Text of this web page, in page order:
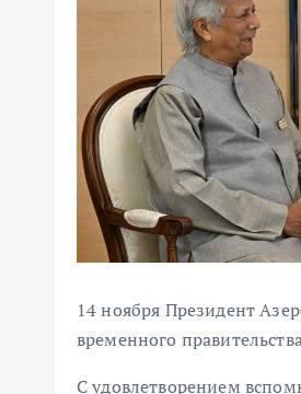
14 ноября Президент
временного
С удовлетворением